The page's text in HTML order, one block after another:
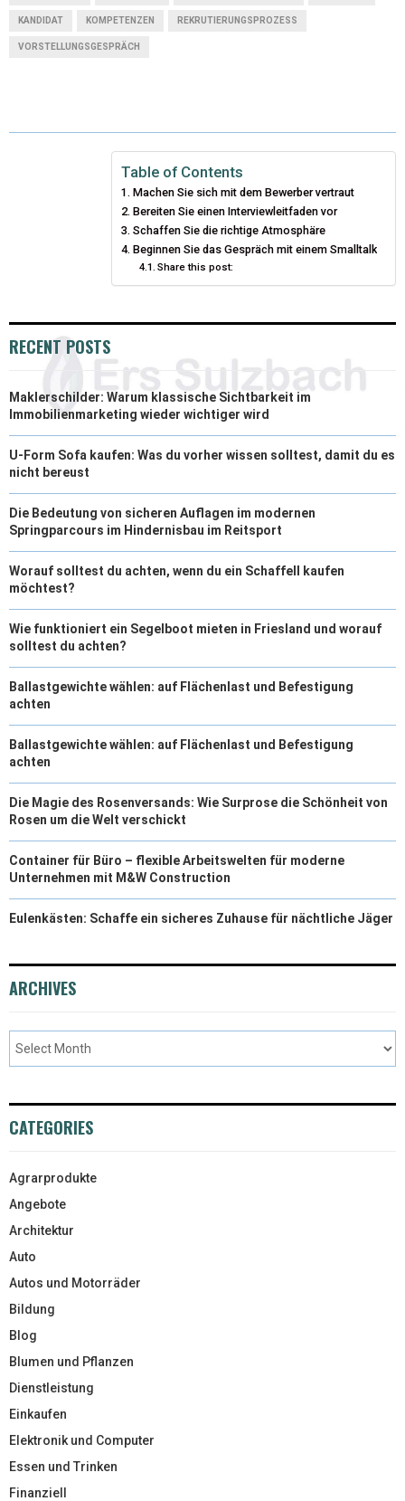
W
I
E T
T
K
KANDIDAT KOMPETENZEN REKRUTIERUNGSPROZESS
VORSTELLUNGSGESPRÄCH
Table of Contents
Machen Sie sich mit dem Bewerber vertraut
Bereiten Sie einen Interviewleitfaden vor
Schaffen Sie die richtige Atmosphäre
Beginnen Sie das Gespräch mit einem Smalltalk
Share this post:
RECENT POSTS
Maklerschilder: Warum klassische Sichtbarkeit im
Immobilienmarketing wieder wichtiger wird
U-Form Sofa kaufen: Was du vorher wissen solltest, damit du es
nicht bereust
Die Bedeutung von sicheren Auflagen im modernen
Springparcours im Hindernisbau im Reitsport
Worauf solltest du achten, wenn du ein Schaffell kaufen
möchtest?
Wie funktioniert ein Segelboot mieten in Friesland und worauf
solltest du achten?
Ballastgewichte wählen: auf Flächenlast und Befestigung
achten
Ballastgewichte wählen: auf Flächenlast und Befestigung
achten
Die Magie des Rosenversands: Wie Surprose die Schönheit von
Rosen um die Welt verschickt
Container für Büro – flexible Arbeitswelten für moderne
Unternehmen mit M&W Construction
Eulenkästen: Schaffe ein sicheres Zuhause für nächtliche Jäger
ARCHIVES
CATEGORIES
Agrarprodukte
Angebote
Architektur
Auto
Autos und Motorräder
Bildung
Blog
Blumen und Pflanzen
Dienstleistung
Einkaufen
Elektronik und Computer
Essen und Trinken
Finanziell